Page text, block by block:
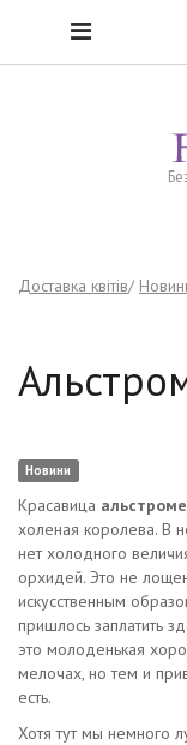
To open the menu, click
Доставка квітів
Новини
Красавица
холеная королева. В
нет холодного
орхидей. Это не
искусственным
пришлось заплатить
это молоденькая
мелочах, но тем и
есть.
Хотя тут мы немного